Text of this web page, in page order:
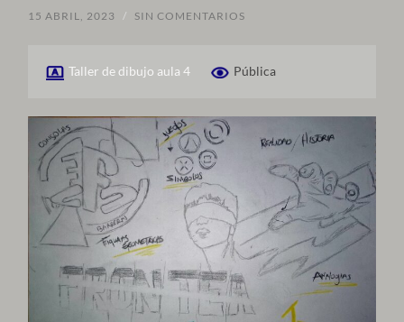
15 ABRIL, 2023 / SIN COMENTARIOS
Taller de dibujo aula 4 Pública